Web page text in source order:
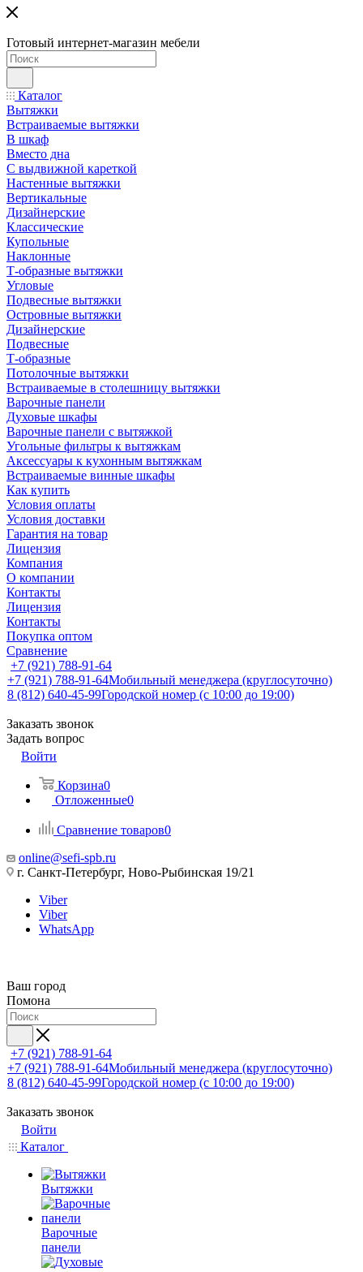
Готовый интернет-магазин мебели
Каталог
Вытяжки
Встраиваемые вытяжки
В шкаф
Вместо дна
С выдвижной кареткой
Настенные вытяжки
Вертикальные
Дизайнерские
Классические
Купольные
Наклонные
Т-образные вытяжки
Угловые
Подвесные вытяжки
Островные вытяжки
Дизайнерские
Подвесные
Т-образные
Потолочные вытяжки
Встраиваемые в столешницу вытяжки
Варочные панели
Духовые шкафы
Варочные панели с вытяжкой
Угольные фильтры к вытяжкам
Аксессуары к кухонным вытяжкам
Встраиваемые винные шкафы
Как купить
Условия оплаты
Условия доставки
Гарантия на товар
Лицензия
Компания
О компании
Контакты
Лицензия
Контакты
Покупка оптом
Сравнение
+7 (921) 788-91-64
+7 (921) 788-91-64Мобильный менеджера (круглосуточно)
8 (812) 640-45-99Городской номер (с 10:00 до 19:00)
Заказать звонок
Задать вопрос
Войти
Корзина0
Отложенные0
Сравнение товаров0
online@sefi-spb.ru
г. Санкт-Петербург, Ново-Рыбинская 19/21
Viber
Viber
WhatsApp
Ваш город
Помона
+7 (921) 788-91-64
+7 (921) 788-91-64Мобильный менеджера (круглосуточно)
8 (812) 640-45-99Городской номер (с 10:00 до 19:00)
Заказать звонок
Войти
Каталог
Вытяжки
Варочные
панели